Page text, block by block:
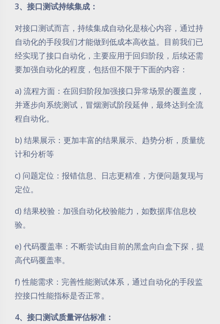
3、接口测试持续集成：
对接口测试而言，持续集成自动化是核心内容，通过持
自动化的手段我们才能做到低成本高收益。目前我们已
经实现了接口自动化，主要应用于回归阶段，后续还需
要加强自动化的程度，包括但不限于下面的内容：
a) 流程方面：在回归阶段加强接口异常场景的覆盖度，
并逐步向系统测试，冒烟测试阶段延伸，最终达到全流
程自动化。
b) 结果展示：更加丰富的结果展示、趋势分析，质量统
计和分析等
c) 问题定位：报错信息、日志更精准，方便问题复现与
定位。
d) 结果校验：加强自动化校验能力，如数据库信息校
验。
e) 代码覆盖率：不断尝试由目前的黑盒向白盒下探，提
高代码覆盖率。
f) 性能需求：完善性能测试体系，通过自动化的手段监
控接口性能指标是否正常。
4、接口测试质量评估标准：